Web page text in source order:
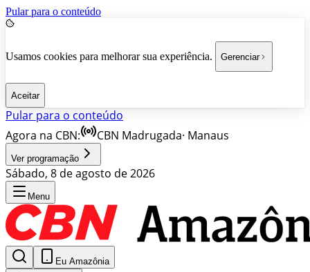
Pular para o conteúdo
Usamos cookies para melhorar sua experiência. Gerenciar
Aceitar
Pular para o conteúdo
Agora na CBN:
CBN Madrugada· Manaus
Ver programação
Sábado, 8 de agosto de 2026
Menu
Eu Amazônia